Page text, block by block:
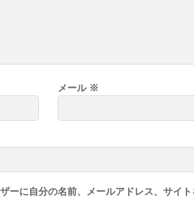
メール ※
ーに自分の名前、メールアドレス、サイト